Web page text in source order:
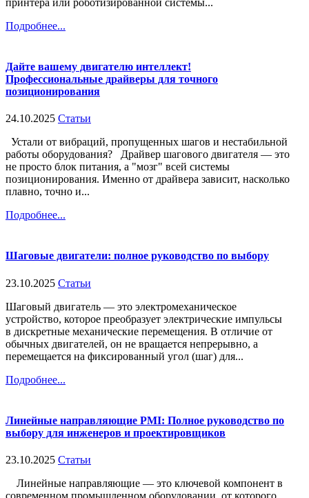
Подробнее...
Дайте вашему двигателю интеллект!
Профессиональные драйверы для точного
позиционирования
24.10.2025 Статьи
Устали от вибраций, пропущенных шагов и нестабильной
работы оборудования? Драйвер шагового двигателя — это
не просто блок питания, а "мозг" всей системы
позиционирования. Именно от драйвера зависит, насколько
плавно, точно и...
Подробнее...
Шаговые двигатели: полное руководство по выбору
23.10.2025 Статьи
Шаговый двигатель — это электромеханическое
устройство, которое преобразует электрические импульсы
в дискретные механические перемещения. В отличие от
обычных двигателей, он не вращается непрерывно, а
перемещается на фиксированный угол (шаг) для...
Подробнее...
Линейные направляющие PMI: Полное руководство по
выбору для инженеров и проектировщиков
23.10.2025 Статьи
Линейные направляющие — это ключевой компонент в